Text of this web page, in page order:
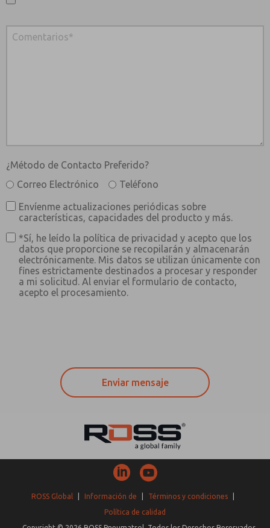
¿Método de Contacto Preferido?
Correo Electrónico
Teléfono
Envíenme actualizaciones periódicas sobre
características, capacidades del producto y más.
*Sí, he leído la política de privacidad y acepto que los
datos que proporcione se recopilarán y almacenarán
electrónicamente. Mis datos se utilizan únicamente con
fines estrictamente destinados a procesar y responder
a mi solicitud. Al enviar el formulario de contacto,
acepto el procesamiento.
ROSS Global Información de Términos y condiciones
Política de calidad